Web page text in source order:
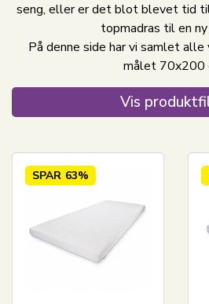
seng, eller er det blot blevet tid
topmadras til en
På denne side har vi samlet
målet 70x200
Vis
SPAR 63%